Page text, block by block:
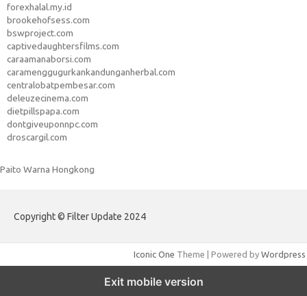
forexhalal.my.id
brookehofsess.com
bswproject.com
captivedaughtersfilms.com
caraamanaborsi.com
caramenggugurkankandunganherbal.com
centralobatpembesar.com
deleuzecinema.com
dietpillspapa.com
dontgiveuponnpc.com
droscargil.com
Paito Warna Hongkong
Copyright © Filter Update 2024
Iconic One Theme | Powered by Wordpress
Exit mobile version